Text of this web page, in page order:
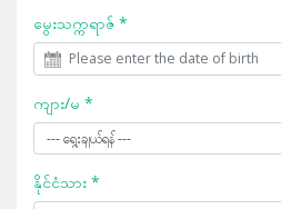
မွေးသက္ကရာဇ် *
ကျား/မ *
နိုင်ငံသား *